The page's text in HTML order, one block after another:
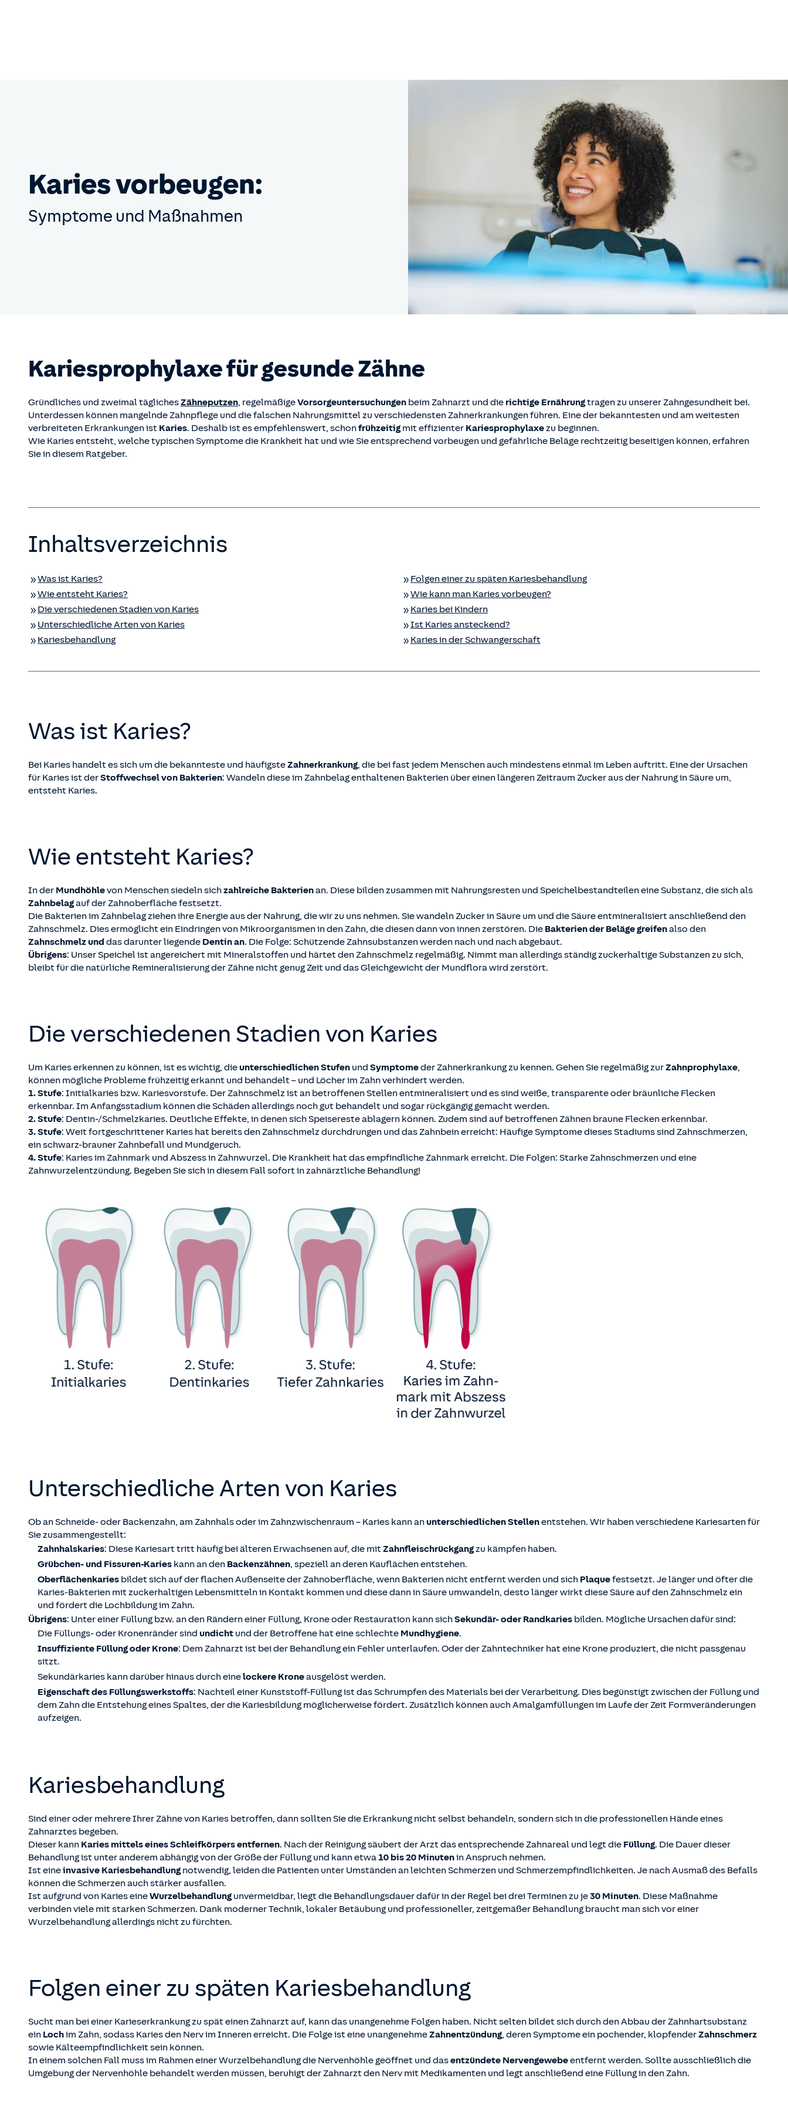
Karies vorbeugen:
Symptome und Maßnahmen
Kariesprophylaxe für gesunde Zähne
Gründliches und zweimal täglichesZähneputzen, regelmäßigeVorsorgeuntersuchungen beim Zahnarzt und die richtige Ernährungtragen zu unserer Zahngesundheit bei.
Unterdessen können mangelnde Zahnpflege und die falschen Nahrungsmittel zu verschiedensten Zahnerkrankungen führen. Eine der bekanntesten und am weitesten
verbreiteten Erkrankungen ist Karies. Deshalb ist es empfehlenswert, schonfrühzeitigmit effizienter Kariesprophylaxezu beginnen.
Wie Karies entsteht, welche typischen Symptome die Krankheit hat und wie Sie entsprechend vorbeugen und gefährliche Beläge rechtzeitig beseitigen können, erfahren
Sie in diesem Ratgeber.
Inhaltsverzeichnis
Was ist Karies?
Wie entsteht Karies?
Die verschiedenen Stadien von Karies
Unterschiedliche Arten von Karies
Kariesbehandlung
Folgen einer zu späten Kariesbehandlung
Wie kann man Karies vorbeugen?
Karies bei Kindern
Ist Karies ansteckend?
Karies in der Schwangerschaft
Was ist Karies?
Bei Karies handelt es sich um die bekannteste und häufigsteZahnerkrankung, die bei fast jedem Menschen auch mindestens einmal im Leben auftritt. Eine der Ursachen
für Karies ist derStoffwechsel von Bakterien: Wandeln diese im Zahnbelag enthaltenen Bakterien über einen längeren Zeitraum Zucker aus der Nahrung in Säure um,
entsteht Karies.
Wie entsteht Karies?
In der Mundhöhlevon Menschen siedeln sichzahlreiche Bakterienan. Diese bilden zusammen mit Nahrungsresten und Speichelbestandteilen eine Substanz, die sich als
Zahnbelagauf der Zahnoberfläche festsetzt.
Die Bakterien im Zahnbelag ziehen ihre Energie aus der Nahrung, die wir zu uns nehmen. Sie wandeln Zucker in Säure um und die Säure entmineralisiert anschließend den
Zahnschmelz. Dies ermöglicht ein Eindringen von Mikroorganismen in den Zahn, die diesen dann von innen zerstören. Die Bakterien der Beläge greifenalso den
Zahnschmelz und das darunter liegende Dentin an. Die Folge: Schützende Zahnsubstanzen werden nach und nach abgebaut.
Übrigens: Unser Speichel ist angereichert mit Mineralstoffen und härtet den Zahnschmelz regelmäßig. Nimmt man allerdings ständig zuckerhaltige Substanzen zu sich,
bleibt für die natürliche Remineralisierung der Zähne nicht genug Zeit und das Gleichgewicht der Mundflora wird zerstört.
Die verschiedenen Stadien von Karies
Um Karies erkennen zu können, ist es wichtig, dieunterschiedlichen Stufen und Symptomeder Zahnerkrankung zu kennen. Gehen Sie regelmäßig zurZahnprophylaxe,
können mögliche Probleme frühzeitig erkannt und behandelt – und Löcher im Zahn verhindert werden.
1. Stufe: Initialkaries bzw. Kariesvorstufe. Der Zahnschmelz ist an betroffenen Stellen entmineralisiert und es sind weiße, transparente oder bräunliche Flecken
erkennbar. Im Anfangsstadium können die Schäden allerdings noch gut behandelt und sogar rückgängig gemacht werden.
2. Stufe: Dentin-/Schmelzkaries. Deutliche Effekte, in denen sich Speisereste ablagern können. Zudem sind auf betroffenen Zähnen braune Flecken erkennbar.
3. Stufe: Weit fortgeschrittener Karies hat bereits den Zahnschmelz durchdrungen und das Zahnbein erreicht: Häufige Symptome dieses Stadiums sind Zahnschmerzen,
ein schwarz-brauner Zahnbefall und Mundgeruch.
4. Stufe: Karies im Zahnmark und Abszess in Zahnwurzel. Die Krankheit hat das empfindliche Zahnmark erreicht. Die Folgen: Starke Zahnschmerzen und eine
Zahnwurzelentzündung. Begeben Sie sich in diesem Fall sofort in zahnärztliche Behandlung!
Unterschiedliche Arten von Karies
Ob an Schneide- oder Backenzahn, am Zahnhals oder im Zahnzwischenraum – Karies kann anunterschiedlichen Stellenentstehen. Wir haben verschiedene Kariesarten für
Sie zusammengestellt:
Zahnhalskaries: Diese Kariesart tritt häufig bei älteren Erwachsenen auf, die mitZahnfleischrückgangzu kämpfen haben.
Grübchen- und Fissuren-Karies kann an den Backenzähnen, speziell an deren Kauflächen entstehen.
Oberflächenkaries bildet sich auf der flachen Außenseite der Zahnoberfläche, wenn Bakterien nicht entfernt werden und sich Plaquefestsetzt. Je länger und öfter die
Karies-Bakterien mit zuckerhaltigen Lebensmitteln in Kontakt kommen und diese dann in Säure umwandeln, desto länger wirkt diese Säure auf den Zahnschmelz ein
und fördert die Lochbildung im Zahn.
Übrigens: Unter einer Füllung bzw. an den Rändern einer Füllung, Krone oder Restauration kann sichSekundär- oder Randkaries bilden. Mögliche Ursachen dafür sind:
Die Füllungs- oder Kronenränder sind undicht und der Betroffene hat eine schlechte Mundhygiene.
Insuffiziente Füllung oder Krone: Dem Zahnarzt ist bei der Behandlung ein Fehler unterlaufen. Oder der Zahntechniker hat eine Krone produziert, die nicht passgenau
sitzt.
Sekundärkaries kann darüber hinaus durch einelockere Kroneausgelöst werden.
Eigenschaft des Füllungswerkstoffs: Nachteil einer Kunststoff-Füllung ist das Schrumpfen des Materials bei der Verarbeitung. Dies begünstigt zwischen der Füllung und
dem Zahn die Entstehung eines Spaltes, der die Kariesbildung möglicherweise fördert. Zusätzlich können auch Amalgamfüllungen im Laufe der Zeit Formveränderungen
aufzeigen.
Kariesbehandlung
Sind einer oder mehrere Ihrer Zähne von Karies betroffen, dann sollten Sie die Erkrankung nicht selbst behandeln, sondern sich in die professionellen Hände eines
Zahnarztes begeben.
Dieser kann Karies mittels eines Schleifkörpers entfernen. Nach der Reinigung säubert der Arzt das entsprechende Zahnareal und legt die Füllung. Die Dauer dieser
Behandlung ist unter anderem abhängig von der Größe der Füllung und kann etwa 10 bis 20 Minutenin Anspruch nehmen.
Ist eineinvasive Kariesbehandlungnotwendig, leiden die Patienten unter Umständen an leichten Schmerzen und Schmerzempfindlichkeiten. Je nach Ausmaß des Befalls
können die Schmerzen auch stärker ausfallen.
Ist aufgrund von Karies eineWurzelbehandlungunvermeidbar, liegt die Behandlungsdauer dafür in der Regel bei drei Terminen zu je30 Minuten. Diese Maßnahme
verbinden viele mit starken Schmerzen. Dank moderner Technik, lokaler Betäubung und professioneller, zeitgemäßer Behandlung braucht man sich vor einer
Wurzelbehandlung allerdings nicht zu fürchten.
Folgen einer zu späten Kariesbehandlung
Sucht man bei einer Karieserkrankung zu spät einen Zahnarzt auf, kann das unangenehme Folgen haben. Nicht selten bildet sich durch den Abbau der Zahnhartsubstanz
ein Lochim Zahn, sodass Karies den Nerv im Inneren erreicht. Die Folge ist eine unangenehmeZahnentzündung, deren Symptome ein pochender, klopfenderZahnschmerz
sowie Kälteempfindlichkeit sein können.
In einem solchen Fall muss im Rahmen einer Wurzelbehandlung die Nervenhöhle geöffnet und dasentzündete Nervengewebeentfernt werden. Sollte ausschließlich die
Umgebung der Nervenhöhle behandelt werden müssen, beruhigt der Zahnarzt den Nerv mit Medikamenten und legt anschließend eine Füllung in den Zahn.